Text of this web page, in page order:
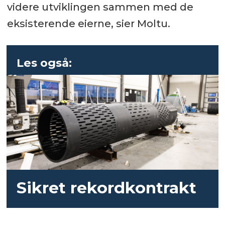
videre utviklingen sammen med de
eksisterende eierne, sier Moltu.
Les også:
Sikret rekordkontrakt